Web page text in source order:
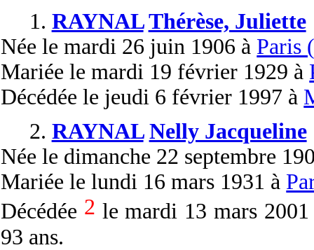
1. RAYNAL Thérèse, Juliette
Née le mardi 26 juin 1906 à Paris
Mariée le mardi 19 février 1929 à
Décédée le jeudi 6 février 1997 à
2. RAYNAL Nelly Jacqueline
Née le dimanche 22 septembre
Mariée le lundi 16 mars 1931 à
Décédée 2 le mardi 13 mars
93 ans.